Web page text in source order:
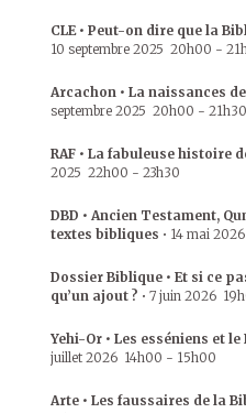
CLE • Peut-on dire que la
10 septembre 2025 20h00 -
Arcachon • La naissances
septembre 2025 20h00 - 21h30
RAF • La fabuleuse histoire
2025 22h00 - 23h30
DBD • Ancien Testament,
textes bibliques • 14 mai 2026
Dossier Biblique • Et si ce
qu’un ajout ? • 7 juin 2026
Yehi-Or • Les esséniens et
juillet 2026 14h00 - 15h00
Arte • Les faussaires de la